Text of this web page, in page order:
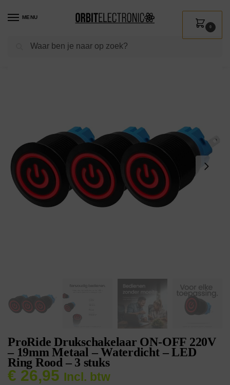
MENU
Zoeken
0
Shop / Installatie Schakelmateriaal
ProRide Drukschakelaar ON-OFF 220V
– 19mm Metaal – Waterdicht – LED
Ring Rood – 3 stuks
€ 26,95 Incl. btw